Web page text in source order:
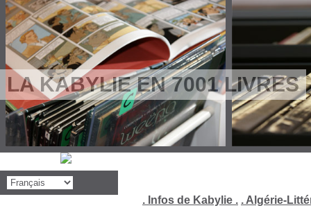
LA KABYLIE EN 7001 LIVRES
. Infos de Kabylie . . Algérie-